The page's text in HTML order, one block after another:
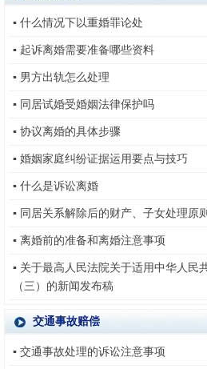
▪ 什么情况下以重婚罪论处
▪ 起诉离婚需要准备哪些资料
▪ 男方出轨怎么处理
▪ 同居试婚受婚姻法律保护吗
▪ 协议离婚的具体步骤
▪ 婚姻家庭纠纷证据运用要点与技巧
▪ 什么是诉讼离婚
▪ 同居关系解除后的财产、子女处理原则
▪ 离婚前的准备和离婚注意事项
▪ 关于最高人民法院关于适用中华人民
（三）的新闻发布稿
交通事故赔偿
▪ 交通事故处理的诉讼注意事项